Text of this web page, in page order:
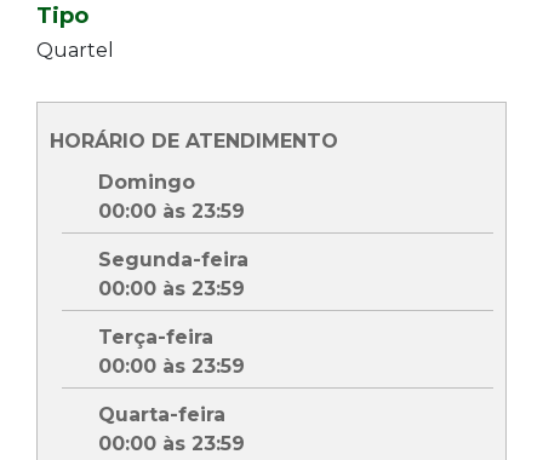
Tipo
Quartel
HORÁRIO DE ATENDIMENTO
Domingo
00:00 às 23:59
Segunda-feira
00:00 às 23:59
Terça-feira
00:00 às 23:59
Quarta-feira
00:00 às 23:59